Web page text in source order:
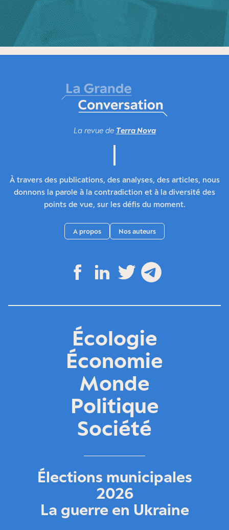
La revue de Terra Nova
À travers des publications, des analyses, des articles, nous
donnons la parole à la contradiction et à la diversité des
points de vue, sur les défis du moment.
A propos Nos auteurs
Écologie
Économie
Monde
Politique
Société
Élections municipales
2026
La guerre en Ukraine